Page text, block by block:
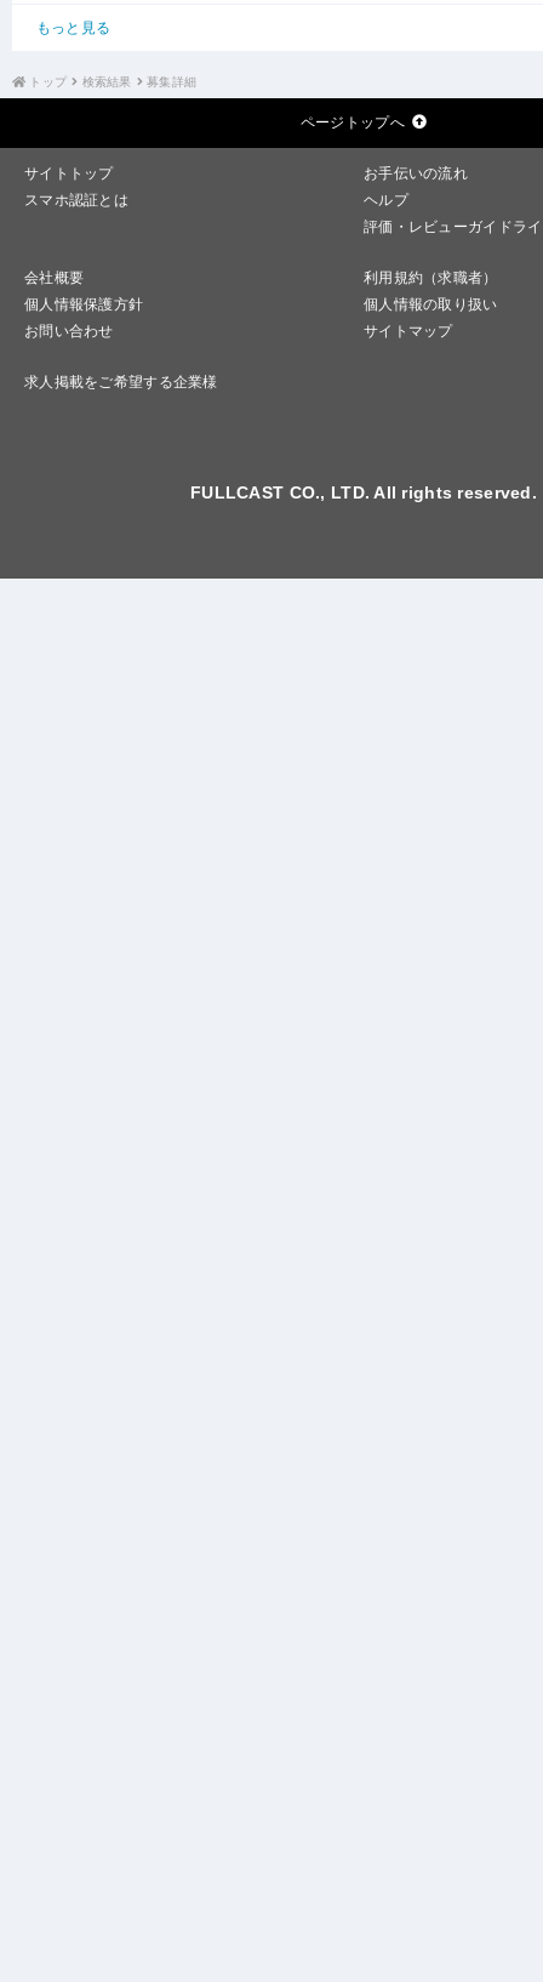
もっと見る
トップ 検索結果 募集詳細
ページトップへ
サイトトップ
お手伝いの流れ
スマホ認証とは
ヘルプ
評価・レビューガイドラ
会社概要
利用規約（求職者）
個人情報保護方針
個人情報の取り扱い
お問い合わせ
サイトマップ
求人掲載をご希望する企業様
FULLCAST CO., LTD. All rights reserved.